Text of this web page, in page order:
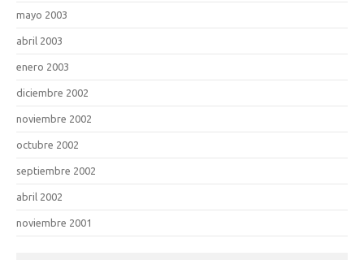
mayo 2003
abril 2003
enero 2003
diciembre 2002
noviembre 2002
octubre 2002
septiembre 2002
abril 2002
noviembre 2001